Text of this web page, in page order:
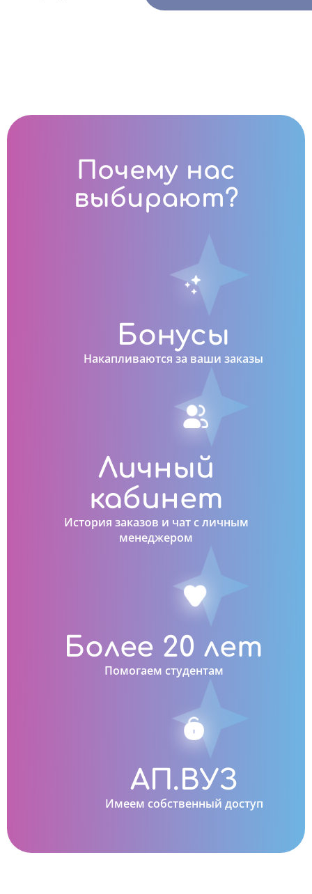
Почему нас
выбирают?
Бонусы
Накапливаются за ваши заказы
Личный
кабинет
История заказов и чат с личным
менеджером
Более 20 лет
Помогаем студентам
АП.ВУЗ
Имеем собственный доступ